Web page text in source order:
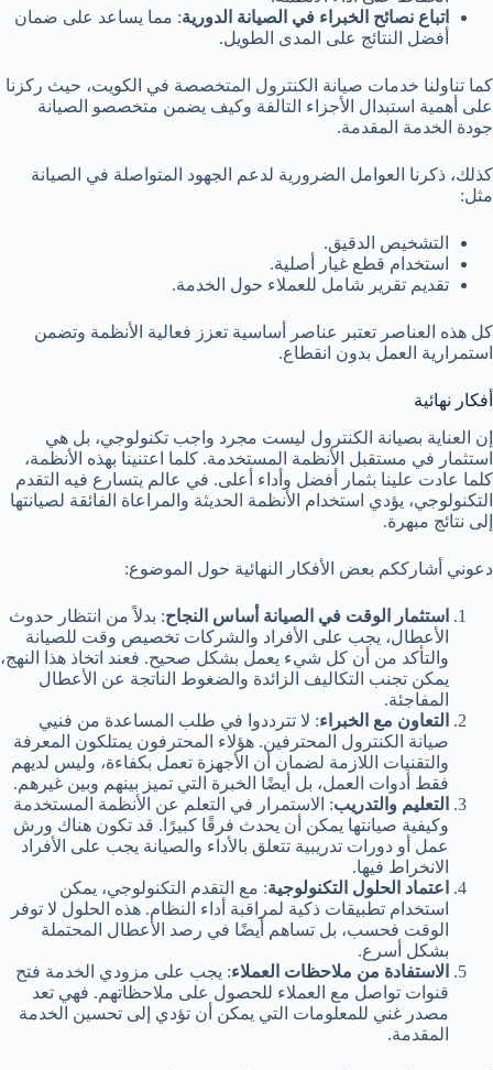
اتباع نصائح الخبراء في الصيانة الدورية: مما يساعد على ضمان
أفضل النتائج على المدى الطويل.
كما تناولنا خدمات صيانة الكنترول المتخصصة في الكويت، حيث ركزنا
على أهمية استبدال الأجزاء التالفة وكيف يضمن متخصصو الصيانة
جودة الخدمة المقدمة.
كذلك، ذكرنا العوامل الضرورية لدعم الجهود المتواصلة في الصيانة
مثل:
التشخيص الدقيق.
استخدام قطع غيار أصلية.
تقديم تقرير شامل للعملاء حول الخدمة.
كل هذه العناصر تعتبر عناصر أساسية تعزز فعالية الأنظمة وتضمن
استمرارية العمل بدون انقطاع.
أفكار نهائية
إن العناية بصيانة الكنترول ليست مجرد واجب تكنولوجي، بل هي
استثمار في مستقبل الأنظمة المستخدمة. كلما اعتنينا بهذه الأنظمة،
كلما عادت علينا بثمار أفضل وأداء أعلى. في عالم يتسارع فيه التقدم
التكنولوجي، يؤدي استخدام الأنظمة الحديثة والمراعاة الفائقة لصيانتها
إلى نتائج مبهرة.
دعوني أشارككم بعض الأفكار النهائية حول الموضوع:
استثمار الوقت في الصيانة أساس النجاح: بدلاً من انتظار حدوث
الأعطال، يجب على الأفراد والشركات تخصيص وقت للصيانة
والتأكد من أن كل شيء يعمل بشكل صحيح. فعند اتخاذ هذا النهج،
يمكن تجنب التكاليف الزائدة والضغوط الناتجة عن الأعطال
المفاجئة.
التعاون مع الخبراء: لا تترددوا في طلب المساعدة من فنيي
صيانة الكنترول المحترفين. هؤلاء المحترفون يمتلكون المعرفة
والتقنيات اللازمة لضمان أن الأجهزة تعمل بكفاءة، وليس لديهم
فقط أدوات العمل، بل أيضًا الخبرة التي تميز بينهم وبين غيرهم.
التعليم والتدريب: الاستمرار في التعلم عن الأنظمة المستخدمة
وكيفية صيانتها يمكن أن يحدث فرقًا كبيرًا. قد تكون هناك ورش
عمل أو دورات تدريبية تتعلق بالأداء والصيانة يجب على الأفراد
الانخراط فيها.
اعتماد الحلول التكنولوجية: مع التقدم التكنولوجي، يمكن
استخدام تطبيقات ذكية لمراقبة أداء النظام. هذه الحلول لا توفر
الوقت فحسب، بل تساهم أيضًا في رصد الأعطال المحتملة
بشكل أسرع.
الاستفادة من ملاحظات العملاء: يجب على مزودي الخدمة فتح
قنوات تواصل مع العملاء للحصول على ملاحظاتهم. فهي تعد
مصدر غني للمعلومات التي يمكن أن تؤدي إلى تحسين الخدمة
المقدمة.